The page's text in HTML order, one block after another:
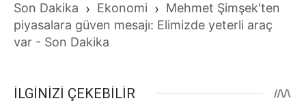
Son Dakika › Ekonomi › Mehmet Şimşek'ten
piyasalara güven mesajı: Elimizde yeterli araç
var - Son Dakika